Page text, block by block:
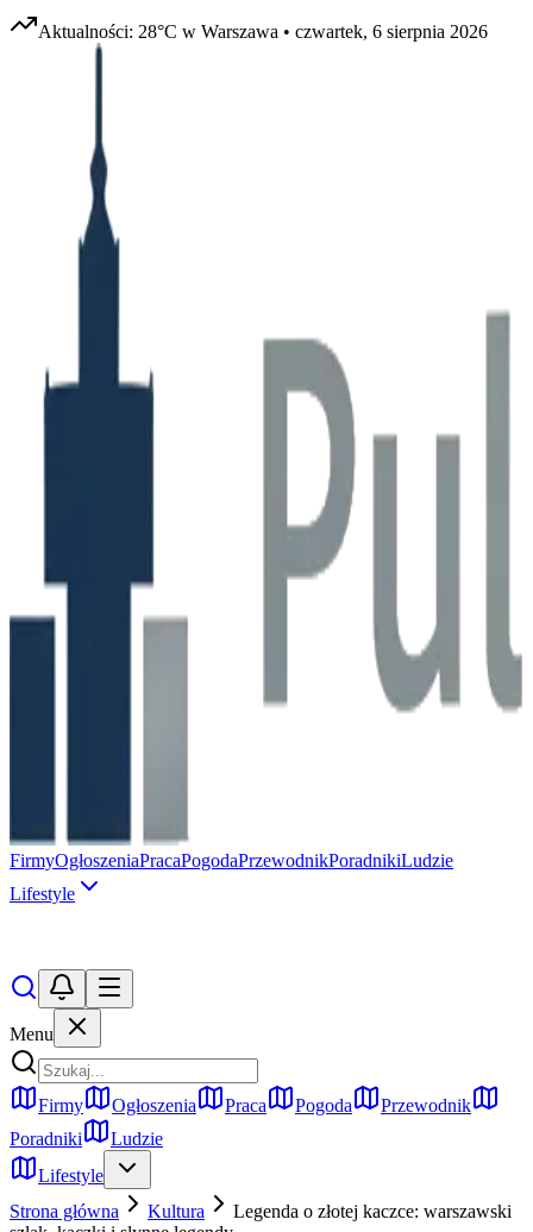
Aktualności: 28°C w Warszawa • czwartek, 6 sierpnia 2026
FirmyOgłoszeniaPracaPogodaPrzewodnikPoradnikiLudzie
Lifestyle
Menu
Firmy Ogłoszenia Praca Pogoda
Przewodnik
Poradniki
Ludzie
Lifestyle
Strona główna
Kultura
Legenda o złotej kaczce: warszawski